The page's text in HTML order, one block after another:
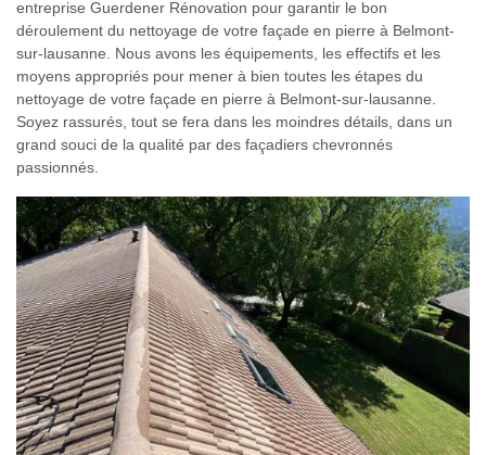
entreprise Guerdener Rénovation pour garantir le bon
déroulement du nettoyage de votre façade en pierre à Belmont-
sur-lausanne. Nous avons les équipements, les effectifs et les
moyens appropriés pour mener à bien toutes les étapes du
nettoyage de votre façade en pierre à Belmont-sur-lausanne.
Soyez rassurés, tout se fera dans les moindres détails, dans un
grand souci de la qualité par des façadiers chevronnés
passionnés.